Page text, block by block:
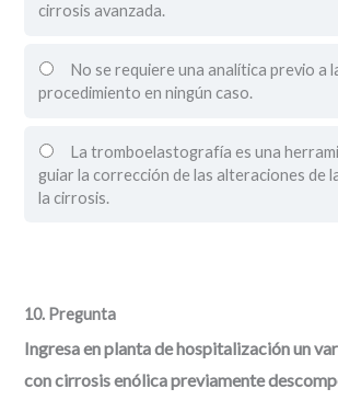
cirrosis avanzada.
No se requiere una analítica previo a
procedimiento en ningún caso.
La tromboelastografía es una
guiar la corrección de las alteraciones de
la cirrosis.
10. Pregunta
Ingresa en planta de hospitalización un
con cirrosis enólica previamente